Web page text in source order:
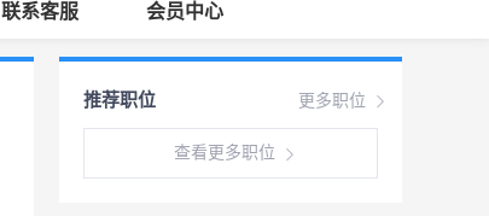
联系客服 会员中心
更多职位
推荐职位
查看更多职位